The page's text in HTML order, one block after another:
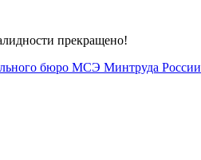
прекращено!
бюро МСЭ Минтруда России